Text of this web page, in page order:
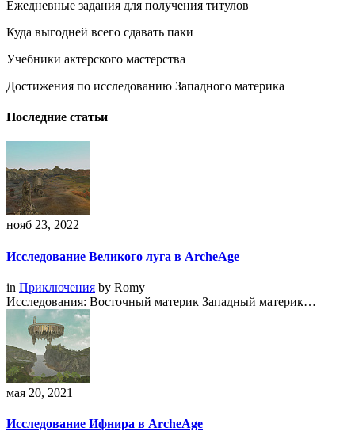
Ежедневные задания для получения титулов
Куда выгодней всего сдавать паки
Учебники актерского мастерства
Достижения по исследованию Западного материка
Последние статьи
нояб 23, 2022
Исследование Великого луга в ArcheAge
in Приключения by Romy
Исследования: Восточный материк Западный материк…
мая 20, 2021
Исследование Ифнира в ArcheAge